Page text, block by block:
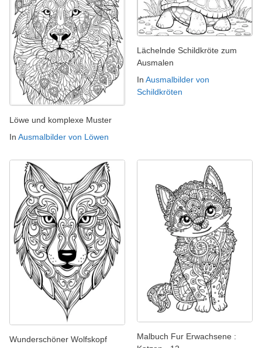
Löwe und komplexe Muster
In Ausmalbilder von Löwen
Lächelnde Schildkröte zum
Ausmalen
In Ausmalbilder von
Schildkröten
Wunderschöner Wolfskopf
Malbuch Fur Erwachsene :